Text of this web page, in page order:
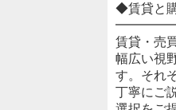
◆賃貸と
賃貸・売
幅広い視
す。それ
丁寧にご